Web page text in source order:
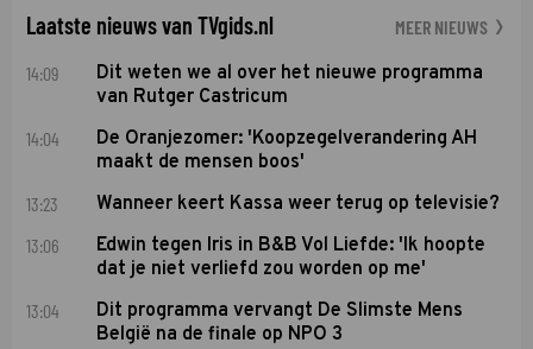
Laatste nieuws van TVgids.nl MEER NIEUWS
14:09
Dit weten we al over het nieuwe programma
van Rutger Castricum
14:04
De Oranjezomer: 'Koopzegelverandering AH
maakt de mensen boos'
13:23 Wanneer keert Kassa weer terug op televisie?
13:06
Edwin tegen Iris in B&B Vol Liefde: 'Ik hoopte
dat je niet verliefd zou worden op me'
13:04
Dit programma vervangt De Slimste Mens
België na de finale op NPO 3